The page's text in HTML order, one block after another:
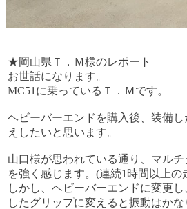
★岡山県Ｔ．Ｍ様のレポート
お世話になります。
MC51に乗っているＴ．Ｍです。
ヘビーバーエンドを購入後、装備
えしたいと思います。
山口様が思われている通り、マル
を強く感じます。(連続1時間以上の
しかし、ヘビーバーエンドに変更
したグリップに変えると振動はか